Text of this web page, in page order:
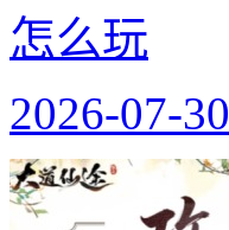
怎么玩
2026-07-30